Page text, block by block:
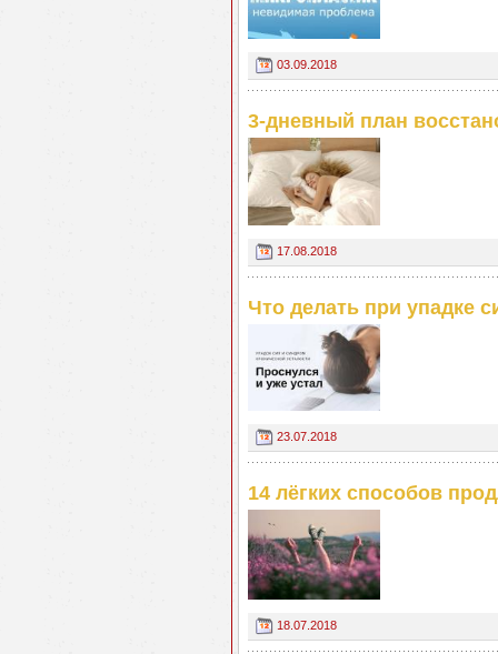
03.09.2018
3-дневный план
17.08.2018
Что делать при упадке
23.07.2018
14 лёгких способов
18.07.2018